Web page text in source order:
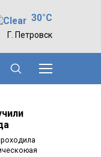
30°C
Г. Петровск